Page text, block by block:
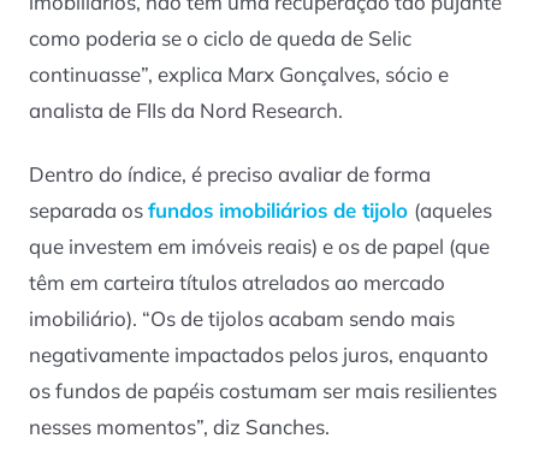
como poderia se o ciclo de queda de Selic
continuasse”, explica Marx Gonçalves, sócio e
analista de FIIs da Nord Research.
Dentro do índice, é preciso avaliar de forma
separada osfundos imobiliários de tijolo (aqueles
que investem em imóveis reais) e os de papel (que
têm em carteira títulos atrelados ao mercado
imobiliário). “Os de tijolos acabam sendo mais
negativamente impactados pelos juros, enquanto
os fundos de papéis costumam ser mais resilientes
nesses momentos”, diz Sanches.